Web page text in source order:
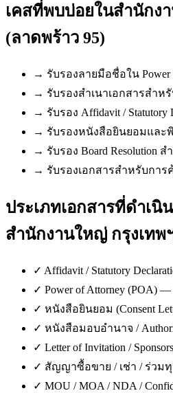
เคสที่พบบ่อยในสำนักง
(ลาดพร้าว 95)
→ รับรองลายมือชื่อใน Power
→ รับรองสำเนาเอกสารสำห
→ รับรอง Affidavit / Statutory
→ รับรองหนังสือยินยอมและ
→ รับรอง Board Resolution
→ รับรองเอกสารสำหรับการ
ประเภทเอกสารที่ดำเนิ
สำนักงานใหญ่ กรุงเทพ
✓ Affidavit / Statutory
✓ Power of Attorney (POA)
✓ หนังสือยินยอม (Consent
✓ หนังสือมอบอำนาจ /
✓ Letter of Invitation /
✓ สัญญาซื้อขาย / เช่า / ร่วมทุน
✓ MOU / MOA / NDA /